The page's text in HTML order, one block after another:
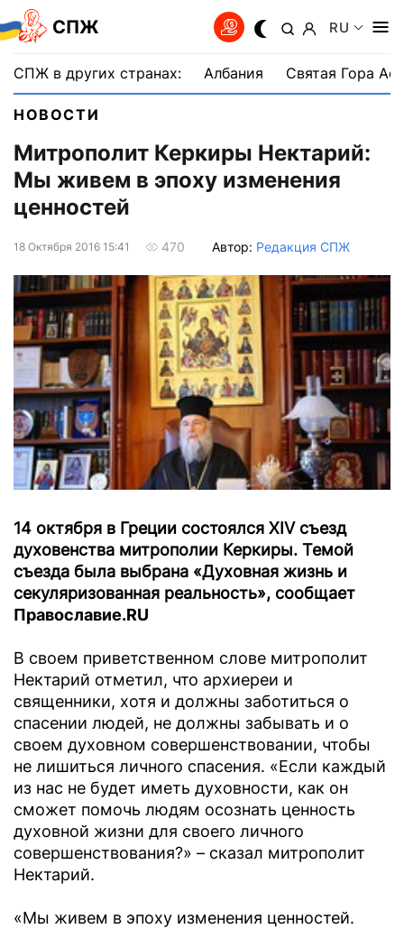
СПЖ RU
СПЖ в других странах: Албания Святая Гора
НОВОСТИ
Митрополит Керкиры Нектарий:
Мы живем в эпоху изменения
ценностей
18 Октября 2016 15:41 470 Автор: Редакция СПЖ
14 октября в Греции состоялся XIV съезд
духовенства митрополии Керкиры. Темой
съезда была выбрана «Духовная жизнь и
секуляризованная реальность», сообщает
Православие.RU
В своем приветственном слове митрополит
Нектарий отметил, что архиереи и
священники, хотя и должны заботиться о
спасении людей, не должны забывать и о
своем духовном совершенствовании, чтобы
не лишиться личного спасения. «Если каждый
из нас не будет иметь духовности, как он
сможет помочь людям осознать ценность
духовной жизни для своего личного
совершенствования?» – сказал митрополит
Нектарий.
«Мы живем в эпоху изменения ценностей.